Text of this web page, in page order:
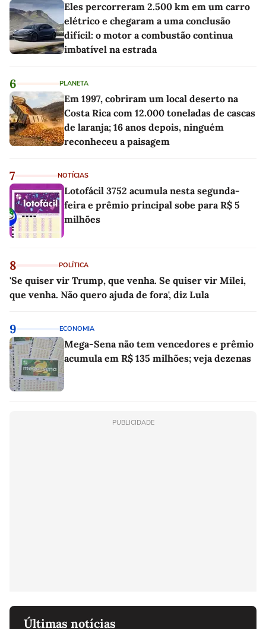
Eles percorreram 2.500 km em um carro
elétrico e chegaram a uma conclusão
difícil: o motor a combustão continua
imbatível na estrada
6 PLANETA
Em 1997, cobriram um local deserto na
Costa Rica com 12.000 toneladas de cascas
de laranja; 16 anos depois, ninguém
reconheceu a paisagem
7 NOTÍCIAS
Lotofácil 3752 acumula nesta segunda-
feira e prêmio principal sobe para R$ 5
milhões
8 POLÍTICA
'Se quiser vir Trump, que venha. Se quiser vir Milei,
que venha. Não quero ajuda de fora', diz Lula
9 ECONOMIA
Mega-Sena não tem vencedores e prêmio
acumula em R$ 135 milhões; veja dezenas
PUBLICIDADE
Últimas notícias